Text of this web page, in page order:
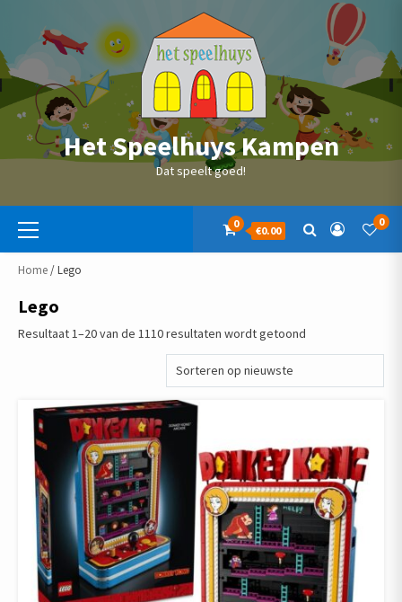
Het Speelhuys Kampen
Dat speelt goed!
Primaire
menu
0
€0.00
0
Home/ Lego
Lego
Resultaat 1–20 van de 1110 resultaten wordt getoond